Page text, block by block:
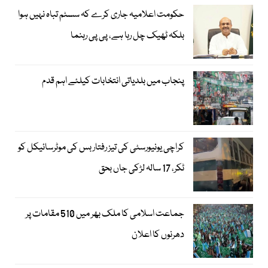
حکومت اعلامیہ جاری کرے کہ سسٹم تباہ نہیں ہوا
بلکہ ٹھیک چل رہا ہے، پی پی رہنما
پنجاب میں بلدیاتی انتخابات کیلئے اہم قدم
کراچی یونیورسٹی کی تیز رفتار بس کی موٹرسائیکل کو
ٹکر، 17 سالہ لڑکی جاں بحق
جماعت اسلامی کا ملک بھر میں 510 مقامات پر
دھرنوں کا اعلان